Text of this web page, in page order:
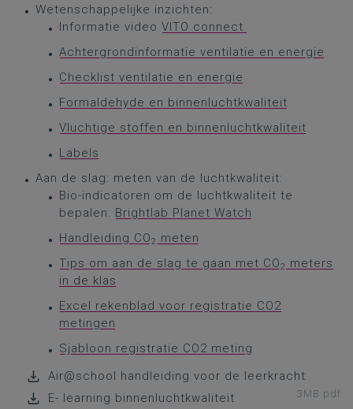
Wetenschappelijke inzichten:
Informatie video VITO connect
Achtergrondinformatie ventilatie en energie
Checklist ventilatie en energie
Formaldehyde en binnenluchtkwaliteit
Vluchtige stoffen en binnenluchtkwaliteit
Labels
Aan de slag: meten van de luchtkwaliteit:
Bio-indicatoren om de luchtkwaliteit te
bepalen: Brightlab Planet Watch
Handleiding CO2
meten
Tips om aan de slag te gaan met CO2
meters
in de klas
Excel rekenblad voor registratie CO2
metingen
Sjabloon registratie CO2 meting
Air@school handleiding voor de leerkracht
3MB pdf
E- learning binnenluchtkwaliteit